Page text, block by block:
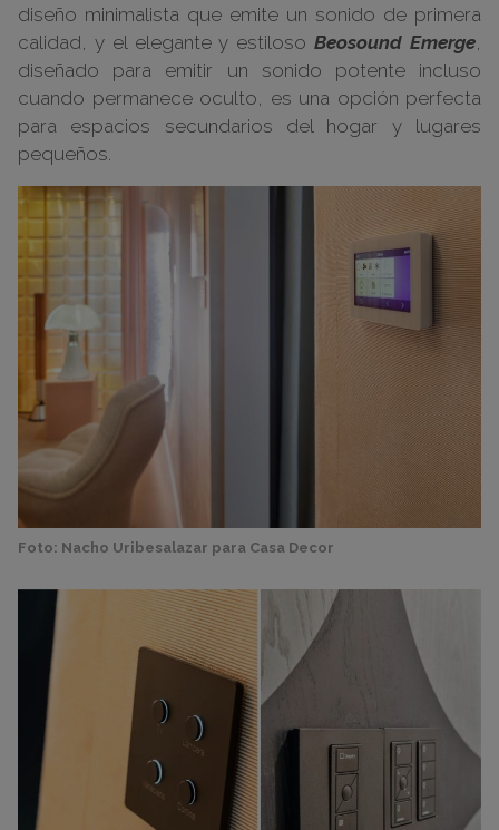
diseño minimalista que emite un sonido de primera
calidad, y el elegante y estilosoBeosound Emerge,
diseñado para emitir un sonido potente incluso
cuando permanece oculto, es una opción perfecta
para espacios secundarios del hogar y lugares
pequeños.
Foto: Nacho Uribesalazar para Casa Decor